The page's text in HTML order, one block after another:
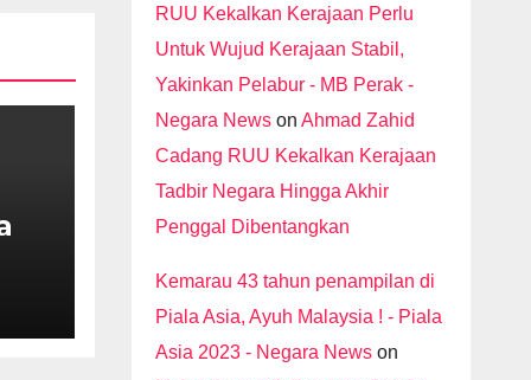
RUU Kekalkan Kerajaan Perlu
Untuk Wujud Kerajaan Stabil,
Yakinkan Pelabur - MB Perak -
Negara Newson Ahmad Zahid
Cadang RUU Kekalkan Kerajaan
Tadbir Negara Hingga Akhir
Penggal Dibentangkan
Kemarau 43 tahun penampilan di
Piala Asia, Ayuh Malaysia ! - Piala
Asia 2023 - Negara Newson